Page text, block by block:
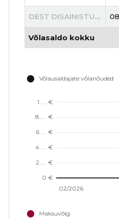
DEST DISAINISTUUDIO OÜ
Võlasaldo kokku